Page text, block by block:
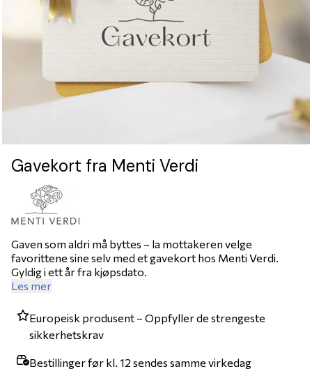
Gavekort fra Menti Verdi
Gaven som aldri må byttes – la mottakeren velge
favorittene sine selv med et gavekort hos Menti Verdi.
Gyldig i ett år fra kjøpsdato.
Les mer
Europeisk produsent – Oppfyller de strengeste
sikkerhetskrav
Bestillinger før kl. 12 sendes samme virkedag